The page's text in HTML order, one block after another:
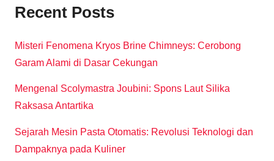
Recent Posts
Misteri Fenomena Kryos Brine Chimneys: Cerobong
Garam Alami di Dasar Cekungan
Mengenal Scolymastra Joubini: Spons Laut Silika
Raksasa Antartika
Sejarah Mesin Pasta Otomatis: Revolusi Teknologi dan
Dampaknya pada Kuliner